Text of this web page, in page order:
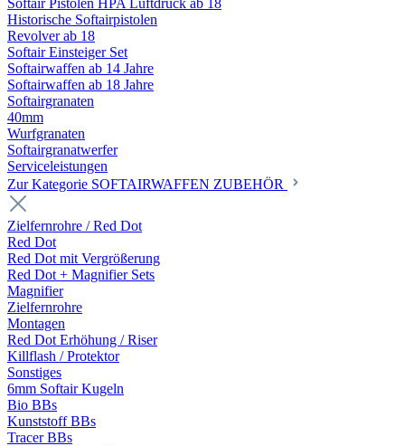
Softair Pistolen HPA Luftdruck ab 18
Historische Softairpistolen
Revolver ab 18
Softair Einsteiger Set
Softairwaffen ab 14 Jahre
Softairwaffen ab 18 Jahre
Softairgranaten
40mm
Wurfgranaten
Softairgranatwerfer
Serviceleistungen
Zur Kategorie SOFTAIRWAFFEN ZUBEHÖR
Zielfernrohre / Red Dot
Red Dot
Red Dot mit Vergrößerung
Red Dot + Magnifier Sets
Magnifier
Zielfernrohre
Montagen
Red Dot Erhöhung / Riser
Killflash / Protektor
Sonstiges
6mm Softair Kugeln
Bio BBs
Kunststoff BBs
Tracer BBs